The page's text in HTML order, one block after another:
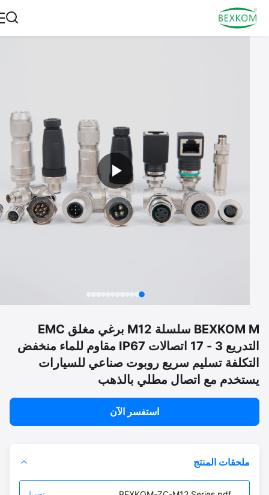
BEXKOM M سلسلة M12 برغي مغلق EMC
التدريع 3 - 17 اتصالات IP67 مقاوم للماء منخفض
تسليم سريع روبوت صناعي للسيارات
مع اتصال مطلي بالذهب
استفسر الآن
ملحقات المنتج